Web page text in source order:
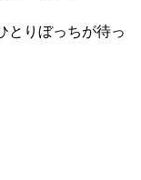
とりぼっちが待っ